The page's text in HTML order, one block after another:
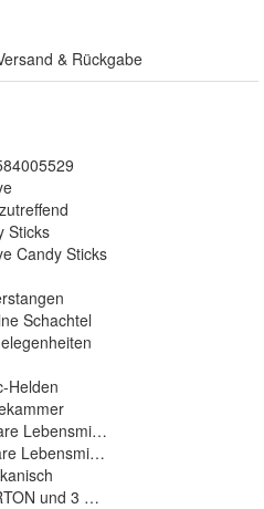
& Rückgabe
Sticks
Candy Sticks
Schachtel
Helden
Lebensmittel
Lebensmittel
1 KARTON und 3 Karton